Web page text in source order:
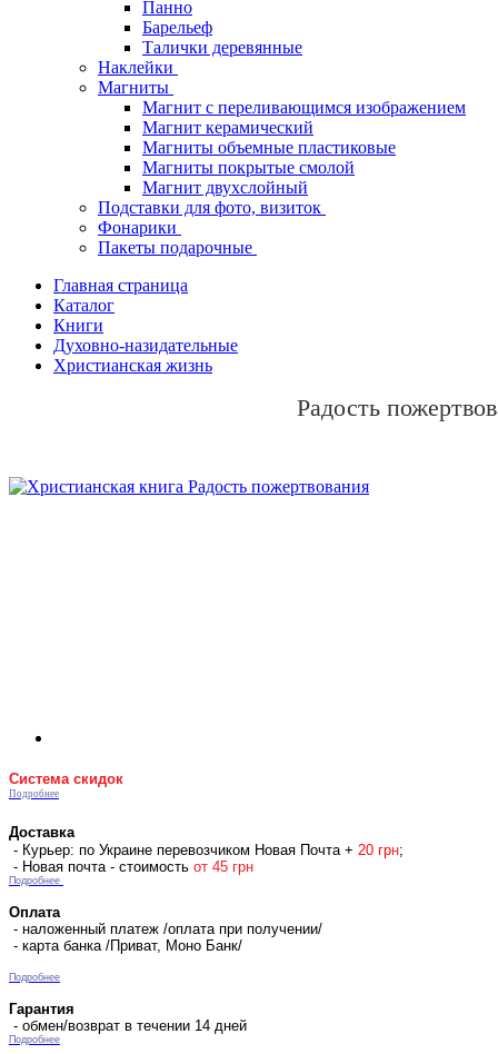
Панно
Барельеф
Талички деревянные
Наклейки
Магниты
Магнит с переливающимся изображением
Магнит керамический
Магниты объемные пластиковые
Магниты покрытые смолой
Магнит двухслойный
Подставки для фото, визиток
Фонарики
Пакеты подарочные
Главная страница
Каталог
Книги
Духовно-назидательные
Христианская жизнь
Радость
Система скидок
Подробнее
Доставка
- Курьер: по Украине перевозчиком Новая Почта + 20 грн;
- Новая почта - стоимость от 45 грн
Подробнее
Оплата
- наложенный платеж /оплата при получении/
- карта банка /Приват, Моно Банк/
Подробнее
Гарантия
- обмен/возврат в течении 14 дней
Подробнее